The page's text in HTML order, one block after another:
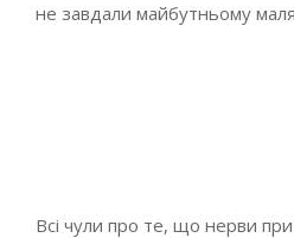
не завдали майбутньому
Всі чули про те, що нерви при